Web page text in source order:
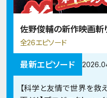
佐野俊輔の新作映画斬
全26エピソード
最新エピソード
【科学と友情で世界を